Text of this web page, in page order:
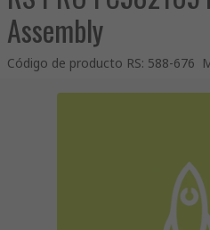
Assembly
Código de producto RS: 588-676